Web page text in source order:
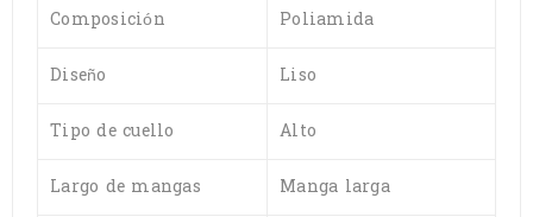
Composición
Poliamida
Diseño
Liso
Tipo de cuello
Alto
Largo de mangas
Manga larga